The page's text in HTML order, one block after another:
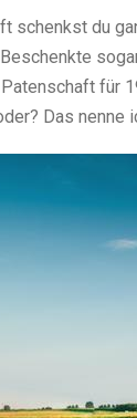
schenkst du
für
Das nenne